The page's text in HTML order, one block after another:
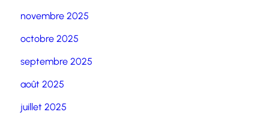
novembre 2025
octobre 2025
septembre 2025
août 2025
juillet 2025